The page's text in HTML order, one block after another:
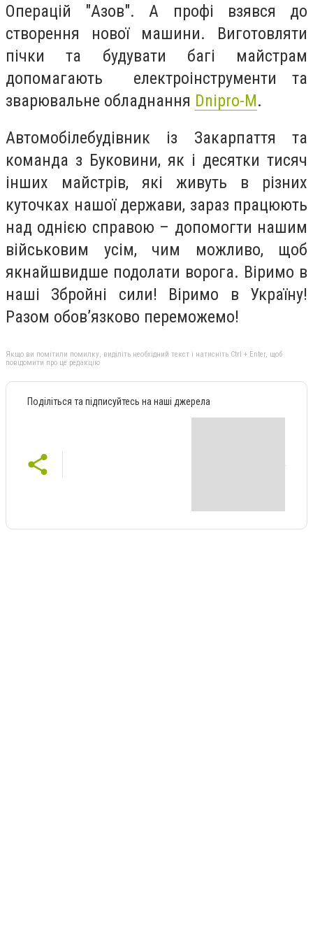
Операцій "Азов". А профі взявся до
створення нової машини. Виготовляти
пічки та будувати багі майстрам
допомагають електроінструменти та
зварювальне обладнання Dnipro-M.
Автомобілебудівник із Закарпаття та
команда з Буковини, як і десятки тисяч
інших майстрів, які живуть в різних
куточках нашої держави, зараз працюють
над однією справою – допомогти нашим
військовим усім, чим можливо, щоб
якнайшвидше подолати ворога. Віримо в
наші Збройні сили! Віримо в Україну!
Разом обов’язково переможемо!
Якщо ви помітили помилку, виділіть необхідний текст і натисніть Ctrl + Enter, щоб
повідомити про це редакцію
Поділіться та підписуйтесь на наші джерела